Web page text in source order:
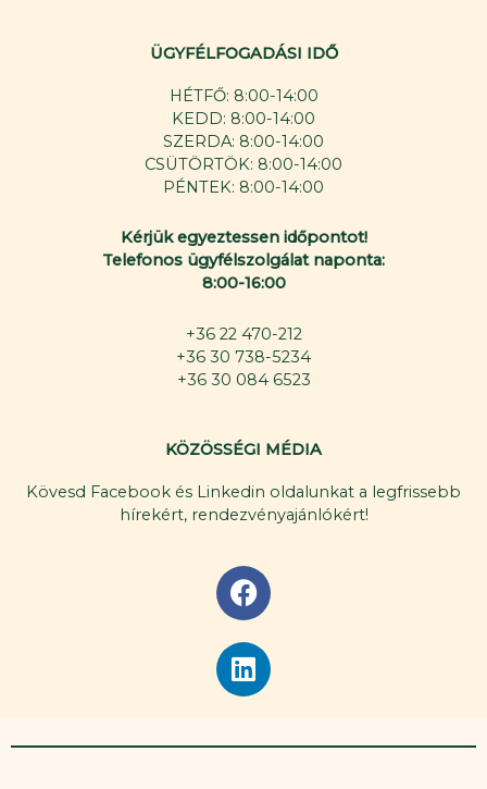
ÜGYFÉLFOGADÁSI IDŐ
HÉTFŐ: 8:00-14:00
KEDD: 8:00-14:00
SZERDA: 8:00-14:00
CSÜTÖRTÖK: 8:00-14:00
PÉNTEK: 8:00-14:00
Kérjük egyeztessen időpontot!
Telefonos ügyfélszolgálat naponta:
8:00-16:00
+36 22 470-212
+36 30 738-5234
+36 30 084 6523
KÖZÖSSÉGI MÉDIA
Kövesd Facebook és Linkedin oldalunkat a legfrissebb
hírekért, rendezvényajánlókért!
F
a
e
b
o
L
i